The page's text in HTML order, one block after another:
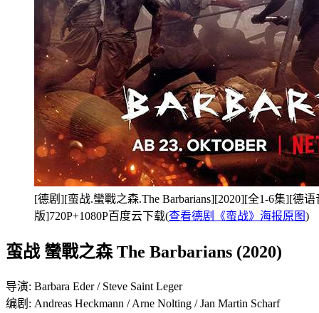
[德剧][蛮战.蠻戰之森.The Barbarians][2020][全1-6集][德
版]720P+1080P百度云下载(查看德剧《蛮战》海报原图)
蛮战 蠻戰之森 The Barbarians (2020)
导演: Barbara Eder / Steve Saint Leger
编剧: Andreas Heckmann / Arne Nolting / Jan Martin Scharf